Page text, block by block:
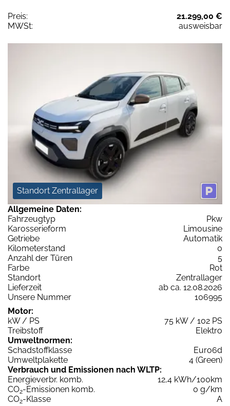
Preis:
21.299,00 €
MWSt:
ausweisbar
Standort Zentrallager
Allgemeine Daten:
Fahrzeugtyp
Pkw
Karosserieform
Limousine
Getriebe
Automatik
Kilometerstand
0
Anzahl der Türen
5
Farbe
Rot
Standort
Zentrallager
Lieferzeit
ab ca. 12.08.2026
Unsere Nummer
106995
Motor:
kW / PS
75 kW / 102 PS
Treibstoff
Elektro
Umweltnormen:
Schadstoffklasse
Euro6d
Umweltplakette
4 (Green)
Verbrauch und Emissionen nach WLTP:
Energieverbr. komb.
12,4 kWh/100km
CO2-Emissionen komb.
0 g/km
CO2-Klasse
A